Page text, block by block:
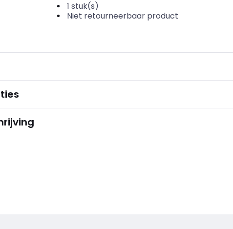
1 stuk(s)
Niet retourneerbaar product